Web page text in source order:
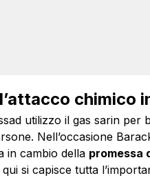
chimico
utilizzo il gas sarin
Nell’occasione
in cambio della promessa
si capisce tutta